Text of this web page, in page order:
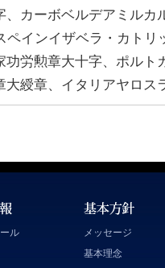
、カーボベルデアミルカ
ペインイザベラ・カト
功労勲章大十字、ポル
大綬章、イタリアヤロス
ル
メッセージ
基本理念